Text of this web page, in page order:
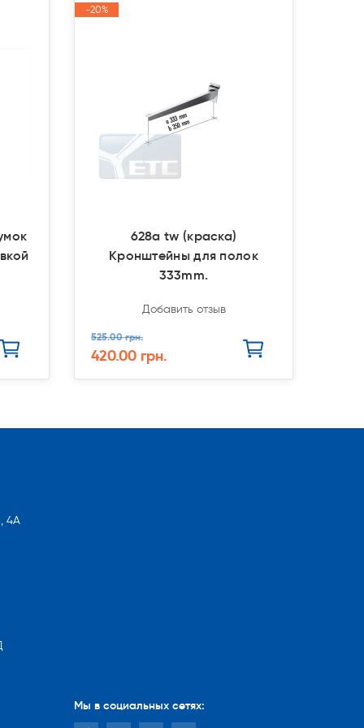
-20%
-20%
628a tw (краска)
Кронштейны для полок
333mm.
Добавить отзыв
525.00 грн.
420.00 грн.
4А
Мы в социальных сетях: